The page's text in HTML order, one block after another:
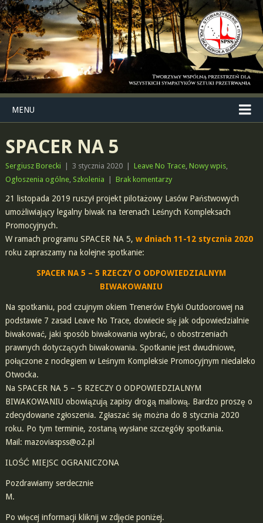
MENU
SPACER NA 5
Sergiusz Borecki 3 stycznia 2020 Leave No Trace, Nowy wpis,
Ogłoszenia ogólne, Szkolenia Brak komentarzy
21 listopada 2019 ruszył projekt pilotażowy Lasów Państwowych
umożliwiający legalny biwak na terenach Leśnych Kompleksach
Promocyjnych.
W ramach programu SPACER NA 5, w dniach 11-12 stycznia 2020
roku zapraszamy na kolejne spotkanie:
SPACER NA 5 – 5 RZECZY O ODPOWIEDZIALNYM
BIWAKOWANIU
Na spotkaniu, pod czujnym okiem Trenerów Etyki Outdoorowej na
podstawie 7 zasad Leave No Trace, dowiecie się jak odpowiedzialnie
biwakować, jaki sposób biwakowania wybrać, o obostrzeniach
prawnych dotyczących biwakowania. Spotkanie jest dwudniowe,
połączone z noclegiem w Leśnym Kompleksie Promocyjnym niedaleko
Otwocka.
Na SPACER NA 5 – 5 RZECZY O ODPOWIEDZIALNYM
BIWAKOWANIU obowiązują zapisy drogą mailową. Bardzo proszę o
zdecydowane zgłoszenia. Zgłaszać się można do 8 stycznia 2020
roku. Po tym terminie, zostaną wysłane szczegóły spotkania.
Mail: mazoviaspss@o2.pl
ILOŚĆ MIEJSC OGRANICZONA
Pozdrawiamy serdecznie
M.
Po więcej informacji kliknij w zdjęcie poniżej.